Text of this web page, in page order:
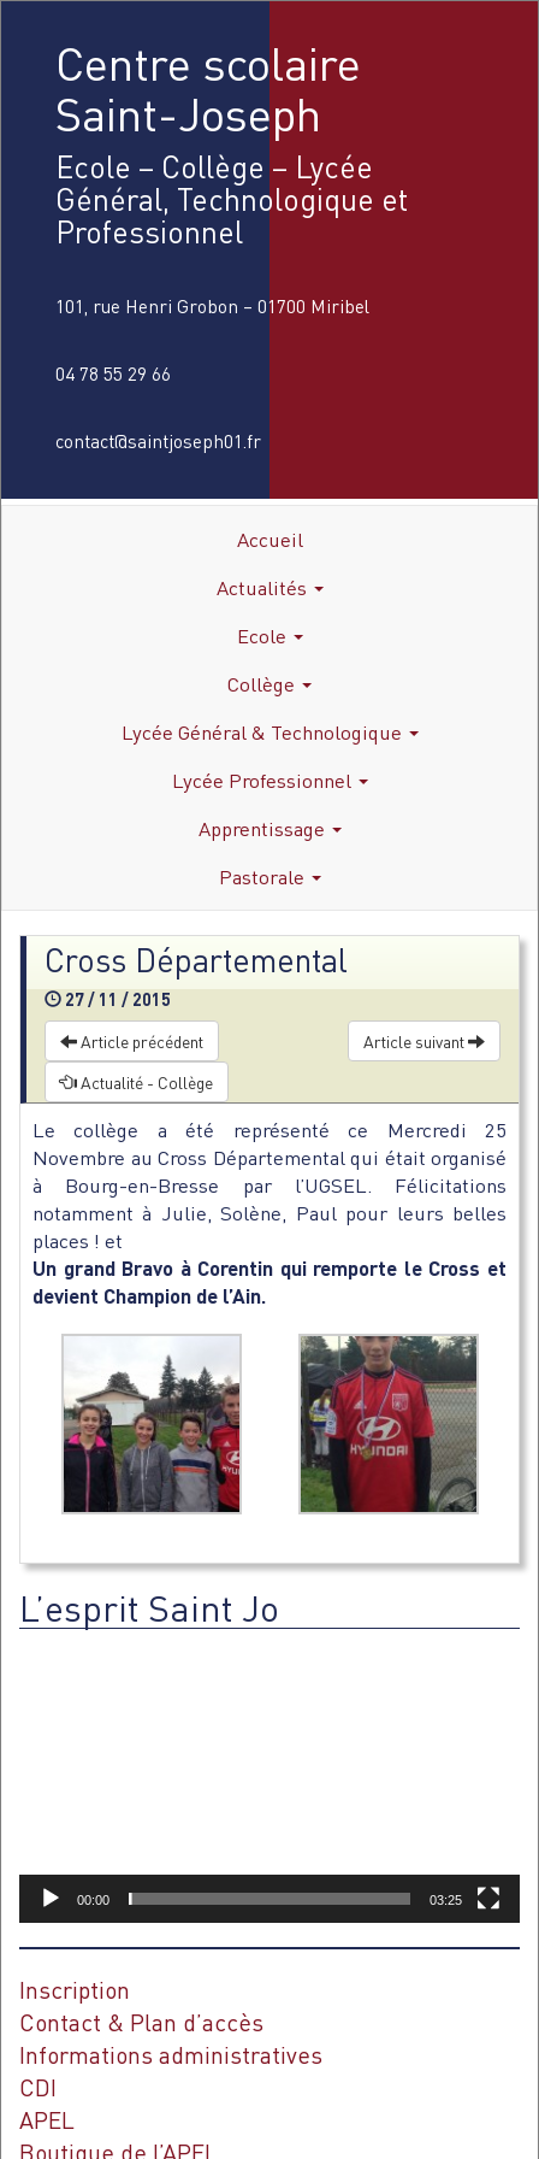
Centre scolaire
Saint-Joseph
Ecole – Collège – Lycée
Général, Technologique et
Professionnel
101, rue Henri Grobon – 01700 Miribel
04 78 55 29 66
contact@saintjoseph01.fr
Accueil
Actualités
Ecole
Collège
Lycée Général & Technologique
Lycée Professionnel
Apprentissage
Pastorale
Cross Départemental
27 / 11 / 2015
Article précédent
Article suivant
Actualité - Collège
Le collège a été représenté ce Mercredi 25
Novembre au Cross Départemental qui était organisé
à Bourg-en-Bresse par l’UGSEL. Félicitations
notamment à Julie, Solène, Paul pour leurs belles
places ! et
Un grand Bravo à Corentin qui remporte le Cross et
devient Champion de l’Ain.
L’esprit Saint Jo
00:00 03:25
Inscription
Contact & Plan d’accès
Informations administratives
CDI
APEL
Boutique de l’APEL